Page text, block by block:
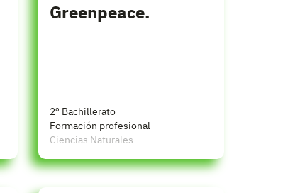
Greenpeace.
2º Bachillerato
Formación profesional
Ciencias Naturales